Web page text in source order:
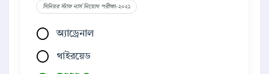
সিনিয়র স্টাফ নার্স নিয়োগ পরীক্ষা-২০২১
অ্যাড্রেনাল
থাইরয়েড